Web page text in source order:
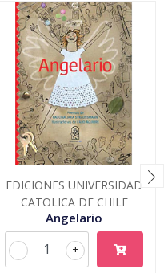
EDICIONES UNIVERSIDAD
CATOLICA DE CHILE
Angelario
+
-